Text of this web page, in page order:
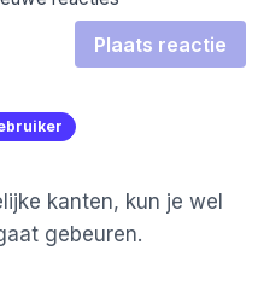
Plaats reactie
kanten, kun je wel
gebeuren.